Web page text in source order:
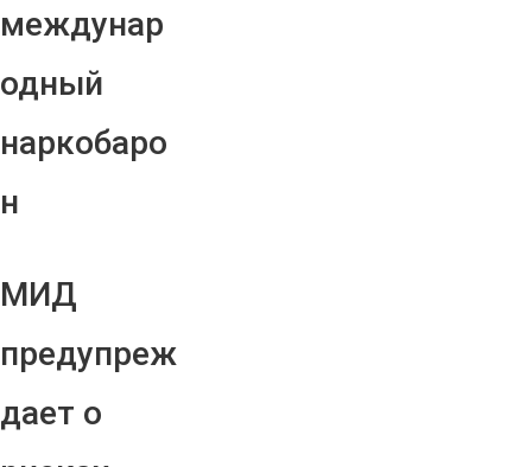
междунар
одный
наркобаро
н
МИД
предупреж
дает о